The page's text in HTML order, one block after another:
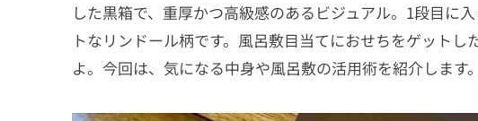
した黒箱で、重厚かつ高級感のあるビジュアル。1段目に
トなリンドール柄です。風呂敷目当てにおせちをゲット
よ。今回は、気になる中身や風呂敷の活用術を紹介します。